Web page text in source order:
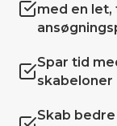
med en
Spar tid
skabeloner
Skab